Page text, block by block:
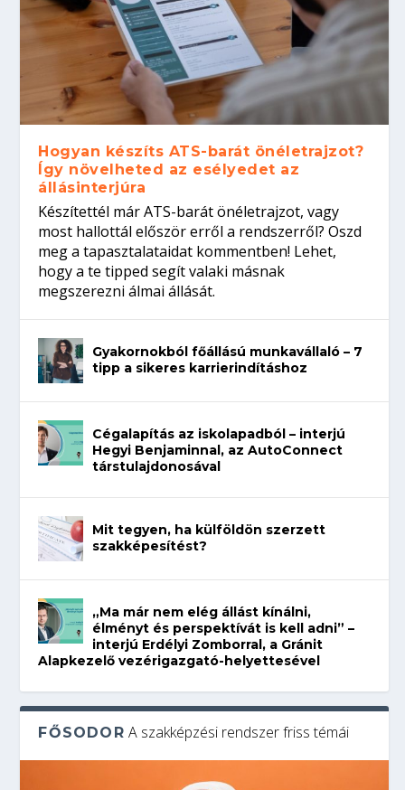
Hogyan készíts ATS-barát önéletrajzot?
Így növelheted az esélyedet az
állásinterjúra
Készítettél már ATS-barát önéletrajzot, vagy
most hallottál először erről a rendszerről? Oszd
meg a tapasztalataidat kommentben! Lehet,
hogy a te tipped segít valaki másnak
megszerezni álmai állását.
Gyakornokból főállású munkavállaló – 7
tipp a sikeres karrierindításhoz
Cégalapítás az iskolapadból – interjú
Hegyi Benjaminnal, az AutoConnect
társtulajdonosával
Mit tegyen, ha külföldön szerzett
szakképesítést?
„Ma már nem elég állást kínálni,
élményt és perspektívát is kell adni” –
interjú Erdélyi Zomborral, a Gránit
Alapkezelő vezérigazgató-helyettesével
FŐSODOR A szakképzési rendszer friss témái